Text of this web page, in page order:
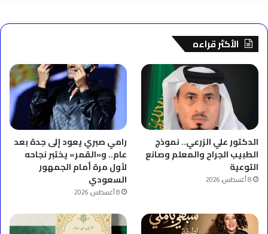
الأكثر قراءه
الدكتور علي الزرعي.. نموذج
الطبيب الجراح والمعلم وصانع
التوعية
8 أغسطس، 2026
رامي صبري يعود إلى جدة بعد
عام.. و«القمر» يختبر نجاحه
لأول مرة أمام الجمهور
السعودي
8 أغسطس، 2026